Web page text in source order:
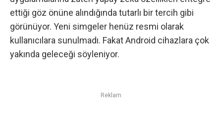
ettiği göz önüne alındığında tutarlı bir tercih gibi
görünüyor. Yeni simgeler henüz resmi olarak
kullanıcılara sunulmadı. Fakat Android cihazlara çok
yakında geleceği söyleniyor.
Reklam